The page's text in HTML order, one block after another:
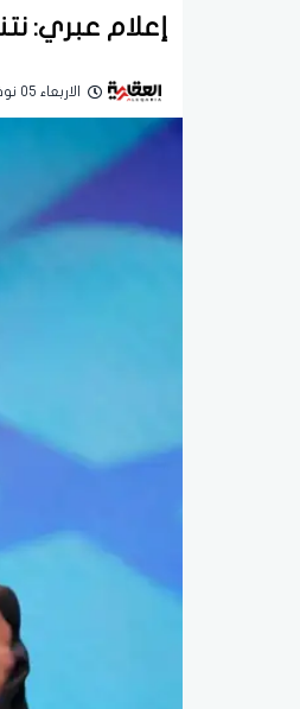
إعلام عبري:
الاربعاء 05 نوفمبر 2025 | 11:45 صباحاً